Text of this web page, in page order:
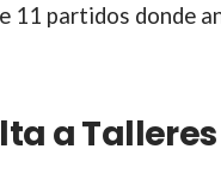
11 partidos donde
a